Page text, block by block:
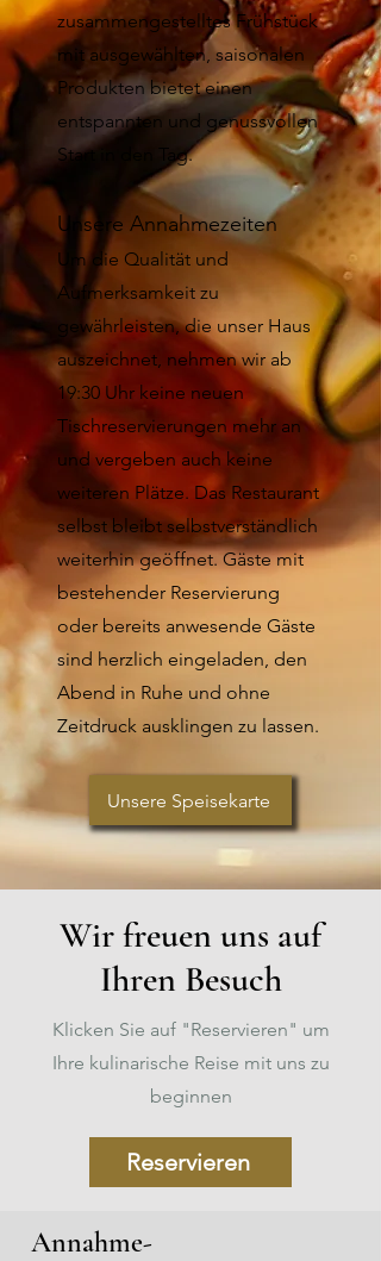
zusammengestelltes Frühstück
mit ausgewählten, saisonalen
Produkten bietet einen
entspannten und genussvollen
Start in den Tag.
Unsere Annahmezeiten
Um die Qualität und
Aufmerksamkeit zu
gewährleisten, die unser Haus
auszeichnet, nehmen wir ab
19:30 Uhr keine neuen
Tischreservierungen mehr an
und vergeben auch keine
weiteren Plätze. Das Restaurant
selbst bleibt selbstverständlich
weiterhin geöffnet. Gäste mit
bestehender Reservierung
oder bereits anwesende Gäste
sind herzlich eingeladen, den
Abend in Ruhe und ohne
Zeitdruck ausklingen zu lassen.
Unsere Speisekarte
Wir freuen uns auf
Ihren Besuch
Klicken Sie auf "Reservieren" um
Ihre kulinarische Reise mit uns zu
beginnen
Reservieren
Annahme-